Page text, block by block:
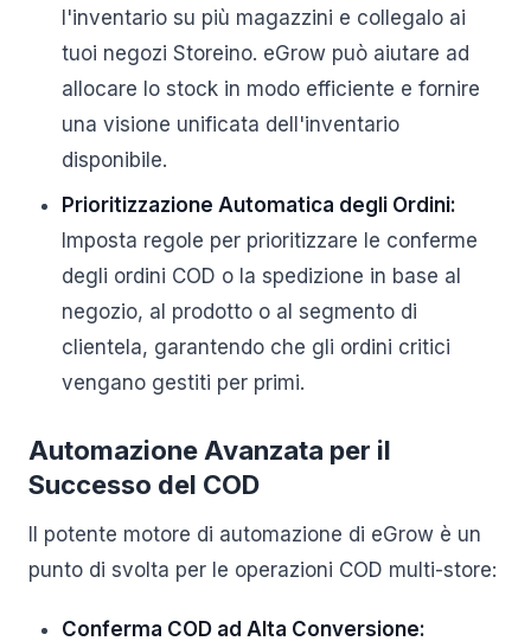
l'inventario su più magazzini e collegalo ai
tuoi negozi Storeino. eGrow può aiutare ad
allocare lo stock in modo efficiente e fornire
una visione unificata dell'inventario
disponibile.
Prioritizzazione Automatica degli Ordini:
Imposta regole per prioritizzare le conferme
degli ordini COD o la spedizione in base al
negozio, al prodotto o al segmento di
clientela, garantendo che gli ordini critici
vengano gestiti per primi.
Automazione Avanzata per il
Successo del COD
Il potente motore di automazione di eGrow è un
punto di svolta per le operazioni COD multi-store:
Conferma COD ad Alta Conversione: